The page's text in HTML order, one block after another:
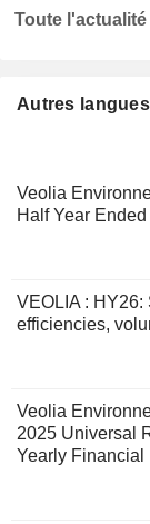
Autres langues
Veolia
Half Year
VEOLIA : HY26:
efficiencies,
Veolia
2025 Universal
Yearly Financial
Toute l'actualité